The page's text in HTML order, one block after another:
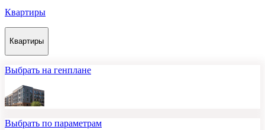
Квартиры
Квартиры
Выбрать на генплане
Выбрать по параметрам